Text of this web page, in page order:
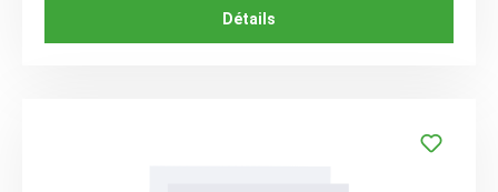
Détails